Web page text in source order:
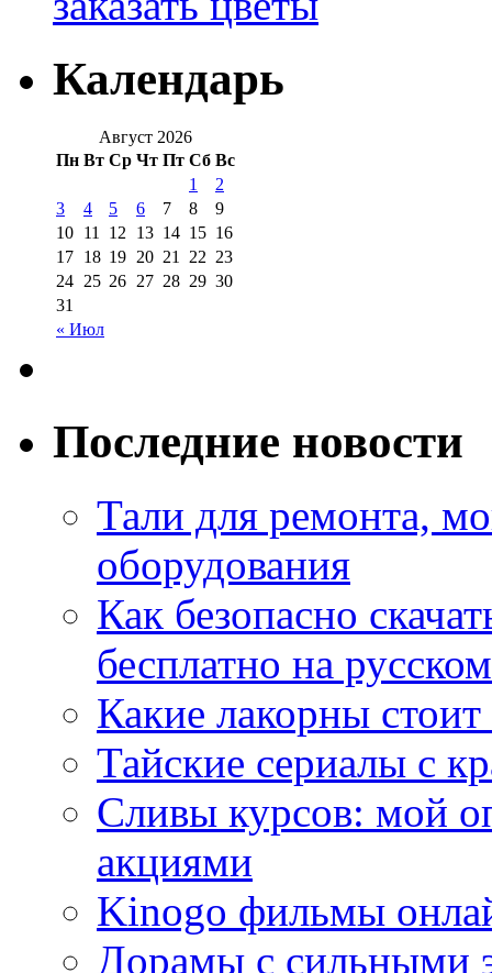
Календарь
Август 2026
Пн Вт Ср Чт Пт Сб Вс
« Июл
1
2
3
4 5 6 7 8
9
10 11 12 13 14 15 16
17 18 19 20 21 22 23
24 25 26 27 28 29 30
31
Последние новости
Тали для ремонта,
оборудования
Как безопасно
бесплатно на
Какие лакорны
Тайские сериалы с
Сливы курсов: мой
акциями
Kinogo фильмы
Дорамы с сильными